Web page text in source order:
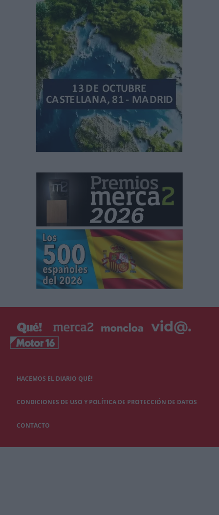
HACEMOS EL DIARIO QUÉ!
CONDICIONES DE USO Y POLÍTICA DE PROTECCIÓN DE DATOS
CONTACTO